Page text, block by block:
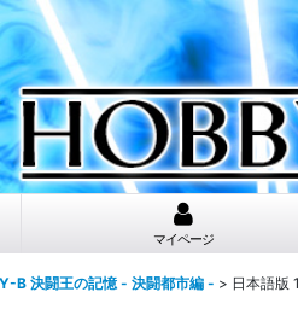
マイページ
B 決闘王の記憶 - 決闘都市編 - > 日本語版